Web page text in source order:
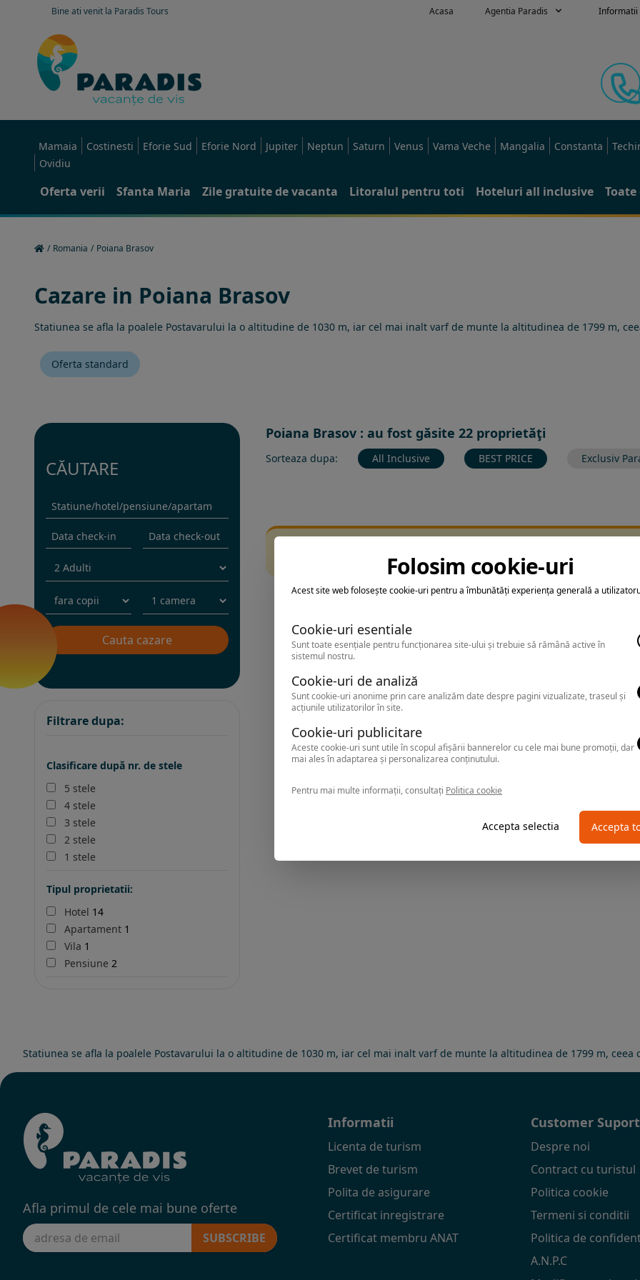
Bine ati venit la Paradis Tours Acasa Agentia Paradis Informatii
Mamaia Costinesti Eforie Sud Eforie Nord Jupiter Neptun Saturn Venus Vama Veche Mangalia Constanta
Ovidiu
Oferta verii Sfanta Maria Zile gratuite de vacanta Litoralul pentru toti Hoteluri all inclusive
/ Romania / Poiana Brasov
Cazare in Poiana Brasov
Statiunea se afla la poalele Postavarului la o altitudine de 1030 m, iar cel mai inalt varf de munte la altitudinea de 1799 m,
Oferta standard
CĂUTARE
Filtrare dupa:
Clasificare după nr. de stele
5 stele
4 stele
3 stele
2 stele
1 stele
Tipul proprietatii:
Hotel 14
Apartament 1
Vila 1
Pensiune 2
Poiana Brasov : au fost găsite 22 proprietăţi
Sorteaza dupa: All Inclusive BEST PRICE Exclusiv
Incearca sa folosesti o cautarea mai generala sau alege alte fitre.
Statiunea se afla la poalele Postavarului la o altitudine de 1030 m, iar cel mai inalt varf de munte la altitudinea de 1799 m,
Afla primul de cele mai bune oferte
SUBSCRIBE
Informatii
Licenta de turism
Brevet de turism
Polita de asigurare
Certificat inregistrare
Certificat membru ANAT
Customer Suport
Despre noi
Contract cu turistul
Politica cookie
Termeni si conditii
Politica de
A.N.P.C
Folosim cookie-uri
Acest site web folosește cookie-uri pentru a îmbunătăți experiența generală a
Cookie-uri esentiale
Sunt toate esențiale pentru funcționarea site-ului și trebuie să rămână active în
sistemul nostru.
Cookie-uri de analiză
Sunt cookie-uri anonime prin care analizăm date despre pagini vizualizate, traseul și
acțiunile utilizatorilor în site.
Cookie-uri publicitare
Aceste cookie-uri sunt utile în scopul afișării bannerelor cu cele mai bune promoții, dar
mai ales în adaptarea și personalizarea conținutului.
Pentru mai multe informații, consultați Politica cookie
Accepta selectia Accepta